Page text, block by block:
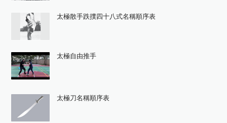
太極散手跌撲四十八式名稱順序表
太極自由推手
太極刀名稱順序表